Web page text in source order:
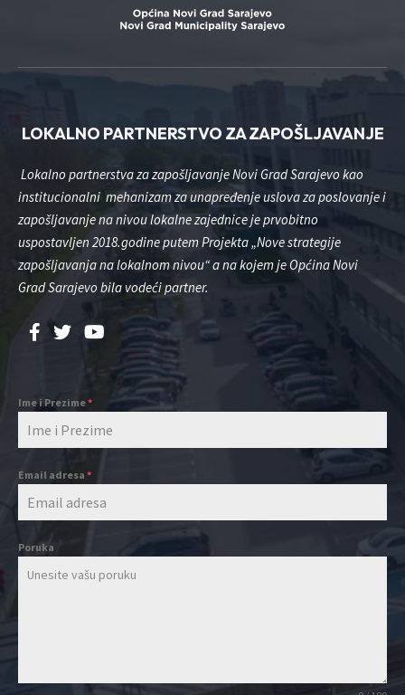
LOKALNO PARTNERSTVO ZA ZAPOŠLJAVANJE
Lokalno partnerstva za zapošljavanje Novi Grad Sarajevo kao
institucionalni mehanizam za unapređenje uslova za poslovanje i
zapošljavanje na nivou lokalne zajednice je prvobitno
uspostavljen 2018.godine putem Projekta „Nove strategije
zapošljavanja na lokalnom nivou“ a na kojem je Općina Novi
Grad Sarajevo bila vodeći partner.
Ime i Prezime*
Email adresa *
Poruka